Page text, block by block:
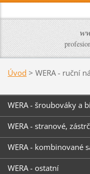
Úvod > WERA - ruční
WERA - šroubováky a
WERA - stranové,
WERA - kombinované
WERA - ostatní